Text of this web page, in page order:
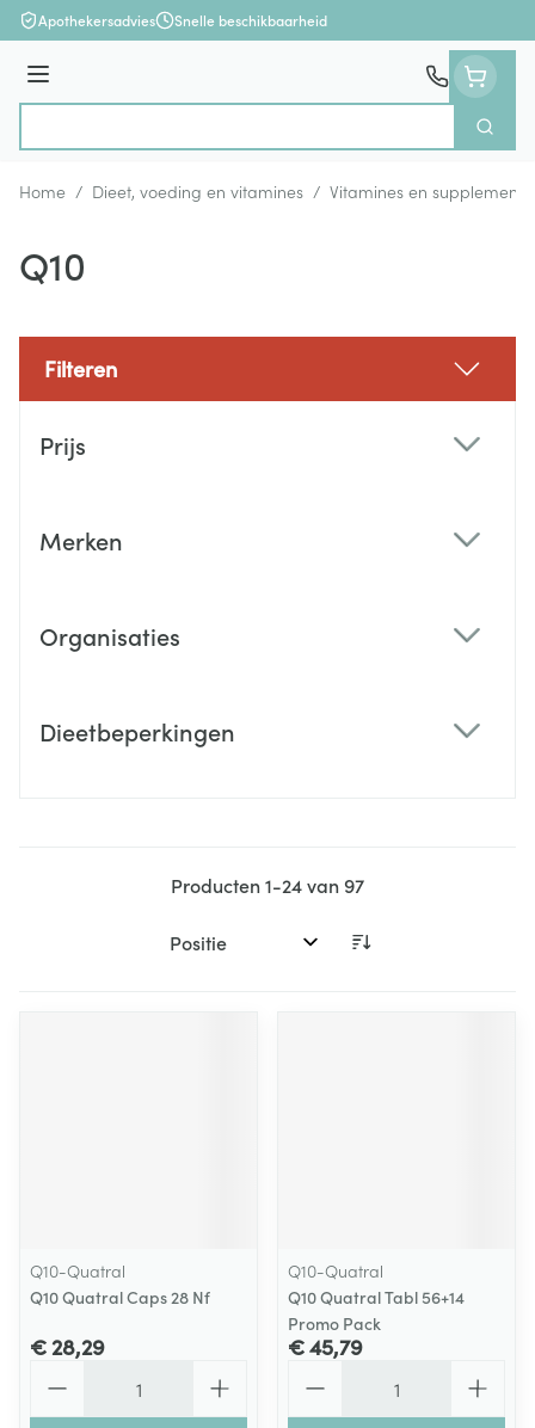
Ga naar de inhoud
Apothekersadvies Snelle beschikbaarheid
Menu
Zoek
Home / Dieet, voeding en vitamines / Vitamines en
Q10
Filteren
Prijs
Merken
Organisaties
Dieetbeperkingen
Producten1-24van97
Sorteer op:
Q10-Quatral
Q10 Quatral Caps 28 Nf
€ 28,29
Q10-Quatral
Q10 Quatral Tabl 56+14
Promo Pack
€ 45,79